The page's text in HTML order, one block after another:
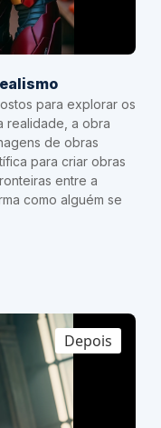
para explorar os
realidade, a obra
de obras
para criar obras
entre a
como alguém se
Depois